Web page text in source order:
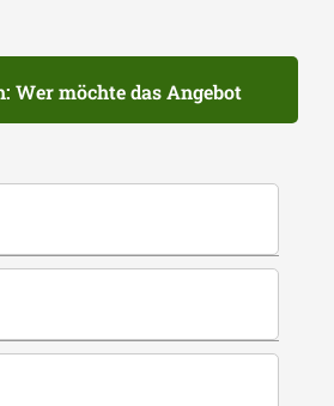
Wer möchte das Angebot